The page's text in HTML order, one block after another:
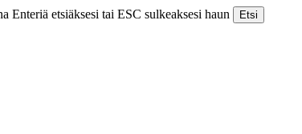
Enteriä etsiäksesi tai ESC sulkeaksesi haun Etsi